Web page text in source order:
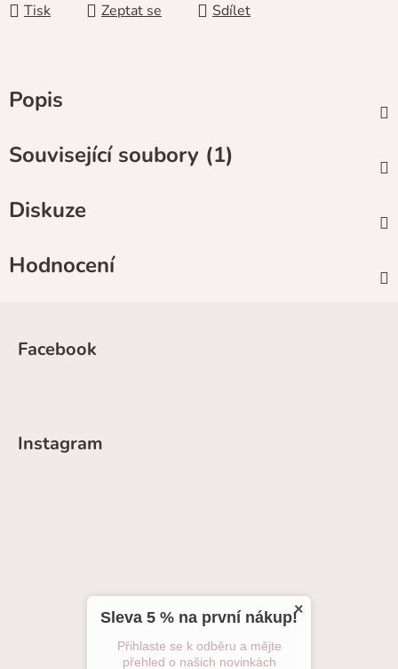
Tisk Zeptat se Sdílet
Popis
Související soubory (1)
Diskuze
Hodnocení
Facebook
Instagram
×
Sleva 5 % na první nákup!
Přihlaste se k odběru a mějte
přehled o našich novinkách